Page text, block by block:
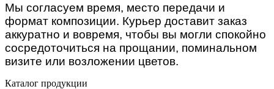
Мы согласуем время, место передачи и
формат композиции. Курьер доставит заказ
аккуратно и вовремя, чтобы вы могли спокойно
сосредоточиться на прощании, поминальном
визите или возложении цветов.
Каталог продукции